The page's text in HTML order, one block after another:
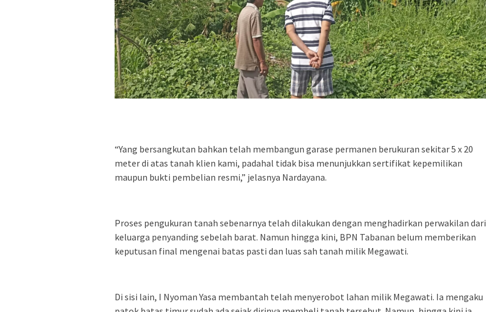
“Yang bersangkutan bahkan telah membangun garase permanen berukuran sekitar 5 x 20
meter di atas tanah klien kami, padahal tidak bisa menunjukkan sertifikat kepemilikan
maupun bukti pembelian resmi,” jelasnya Nardayana.
Proses pengukuran tanah sebenarnya telah dilakukan dengan menghadirkan perwakilan dari
keluarga penyanding sebelah barat. Namun hingga kini, BPN Tabanan belum memberikan
keputusan final mengenai batas pasti dan luas sah tanah milik Megawati.
Di sisi lain, I Nyoman Yasa membantah telah menyerobot lahan milik Megawati. Ia mengaku